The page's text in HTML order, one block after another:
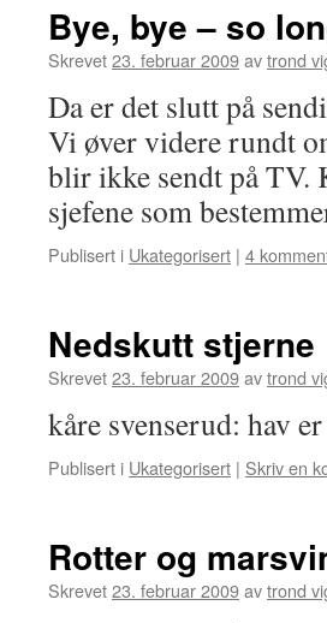
Bye, bye – so
Skrevet23. februar 2009avtrond
Da er det slutt på
Vi øver videre rundt
blir ikke sendt på TV.
sjefene som
Publisert i Ukategorisert | 4
Nedskutt stjerne
Skrevet23. februar 2009avtrond
kåre svenserud: hav
Publisert i Ukategorisert | Skriv en
Rotter og
Skrevet23. februar 2009avtrond